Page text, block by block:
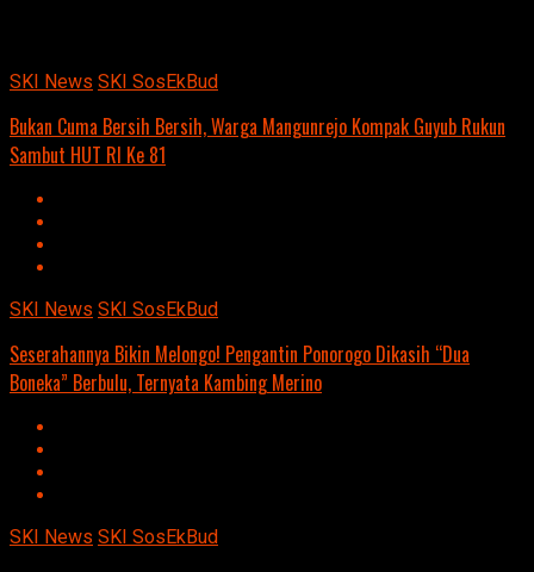
SKI News SKI SosEkBud
Bukan Cuma Bersih Bersih, Warga Mangunrejo Kompak Guyub Rukun
Sambut HUT RI Ke 81
SKI News SKI SosEkBud
Seserahannya Bikin Melongo! Pengantin Ponorogo Dikasih “Dua
Boneka” Berbulu, Ternyata Kambing Merino
SKI News SKI SosEkBud